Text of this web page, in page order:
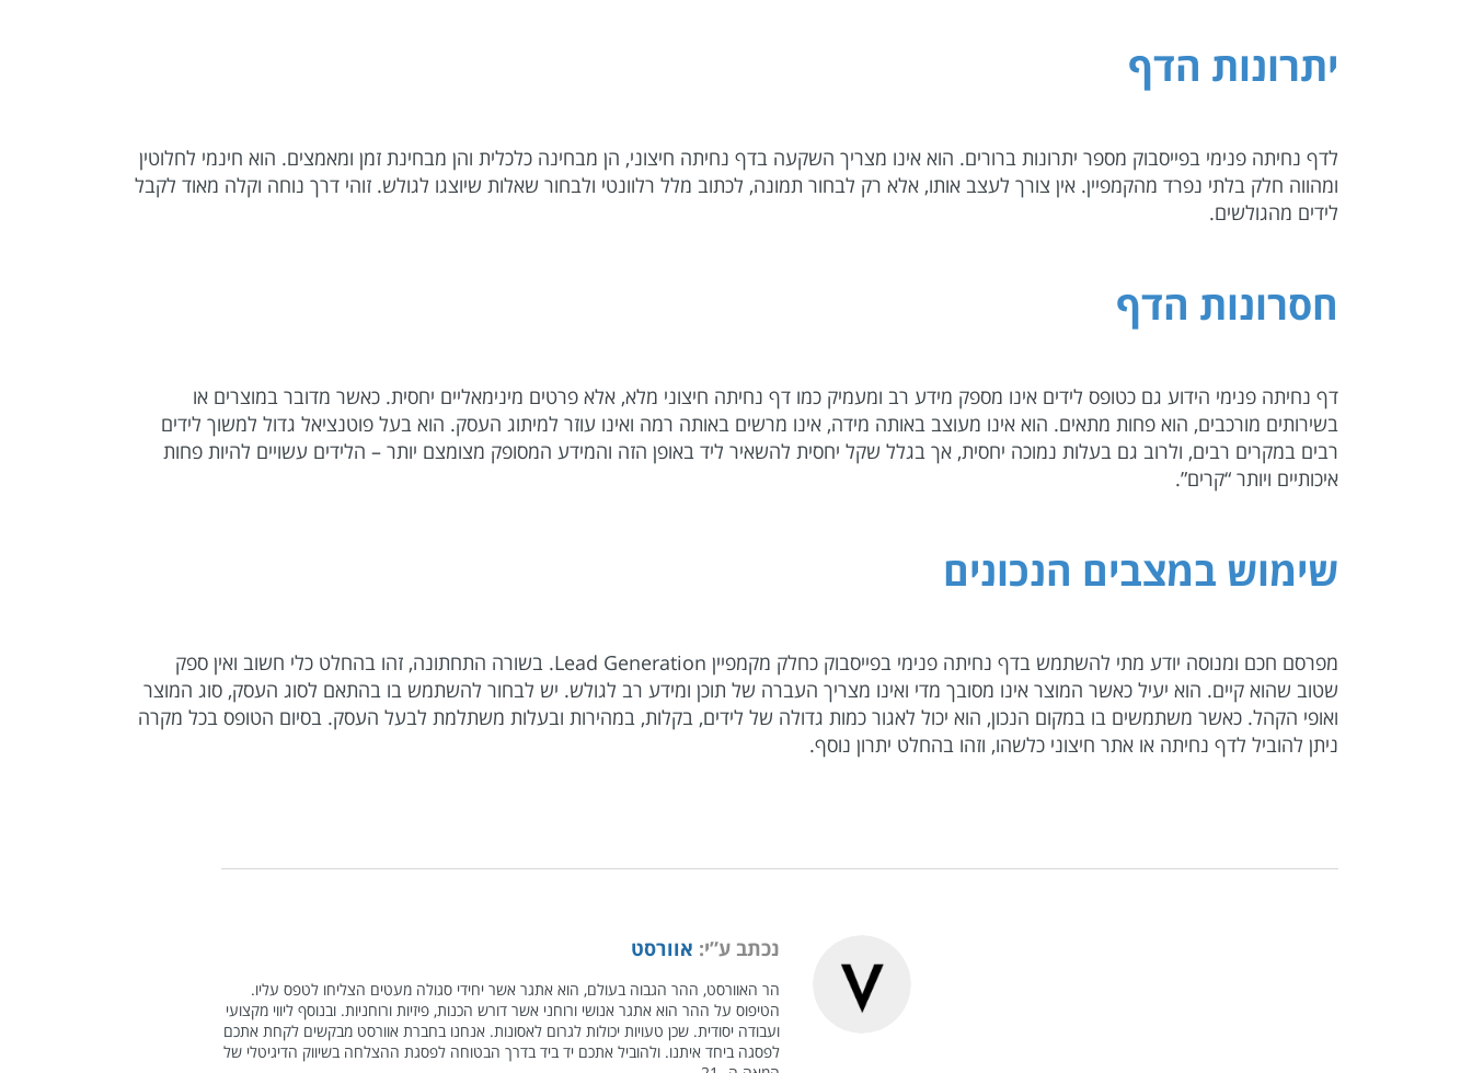
יתרונות הדף
לדף נחיתה פנימי בפייסבוק מספר יתרונות ברורים. הוא אינו מצריך השקעה בדף נחיתה חיצוני, הן מבחינה כלכלית והן מבחינת זמן ומאמצים. הוא חינמי לחלוטין
ומהווה חלק בלתי נפרד מהקמפיין. אין צורך לעצב אותו, אלא רק לבחור תמונה, לכתוב מלל רלוונטי ולבחור שאלות שיוצגו לגולש. זוהי דרך נוחה וקלה מאוד לקבל
לידים מהגולשים.
חסרונות הדף
דף נחיתה פנימי הידוע גם כטופס לידים אינו מספק מידע רב ומעמיק כמו דף נחיתה חיצוני מלא, אלא פרטים מינימאליים יחסית. כאשר מדובר במוצרים או
בשירותים מורכבים, הוא פחות מתאים. הוא אינו מעוצב באותה מידה, אינו מרשים באותה רמה ואינו עוזר למיתוג העסק. הוא בעל פוטנציאל גדול למשוך לידים
רבים במקרים רבים, ולרוב גם בעלות נמוכה יחסית, אך בגלל שקל יחסית להשאיר ליד באופן הזה והמידע המסופק מצומצם יותר – הלידים עשויים להיות פחות
איכותיים ויותר “קרים”.
שימוש במצבים הנכונים
מפרסם חכם ומנוסה יודע מתי להשתמש בדף נחיתה פנימי בפייסבוק כחלק מקמפיין Lead Generation. בשורה התחתונה, זהו בהחלט כלי חשוב ואין ספק
שטוב שהוא קיים. הוא יעיל כאשר המוצר אינו מסובך מדי ואינו מצריך העברה של תוכן ומידע רב לגולש. יש לבחור להשתמש בו בהתאם לסוג העסק, סוג המוצר
ואופי הקהל. כאשר משתמשים בו במקום הנכון, הוא יכול לאגור כמות גדולה של לידים, בקלות, במהירות ובעלות משתלמת לבעל העסק. בסיום הטופס בכל מקרה
ניתן להוביל לדף נחיתה או אתר חיצוני כלשהו, וזהו בהחלט יתרון נוסף.
נכתב ע”י: אוורסט
הר האוורסט, ההר הגבוה בעולם, הוא אתגר אשר יחידי סגולה מעטים הצליחו לטפס עליו.
הטיפוס על ההר הוא אתגר אנושי ורוחני אשר דורש הכנות, פיזיות ורוחניות. ובנוסף ליווי מקצועי
ועבודה יסודית. שכן טעויות יכולות לגרום לאסונות. אנחנו בחברת אוורסט מבקשים לקחת אתכם
לפסגה ביחד איתנו. ולהוביל אתכם יד ביד בדרך הבטוחה לפסגת ההצלחה בשיווק הדיגיטלי של